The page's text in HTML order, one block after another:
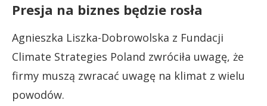
Presja na biznes będzie rosła
Agnieszka Liszka-Dobrowolska z Fundacji
Climate Strategies Poland zwróciła uwagę, że
firmy muszą zwracać uwagę na klimat z wielu
powodów.